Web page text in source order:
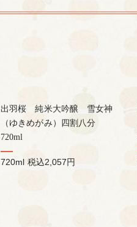
出羽桜 純米大吟醸 雪女神
（ゆきめがみ）四割八分
720ml
720ml 税込2,057円